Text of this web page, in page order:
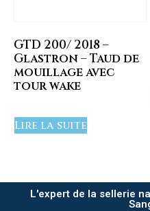
GTD 200/ 2018 –
Glastron – Taud de
mouillage avec
tour wake
Lire la suite
L'expert de la sellerie